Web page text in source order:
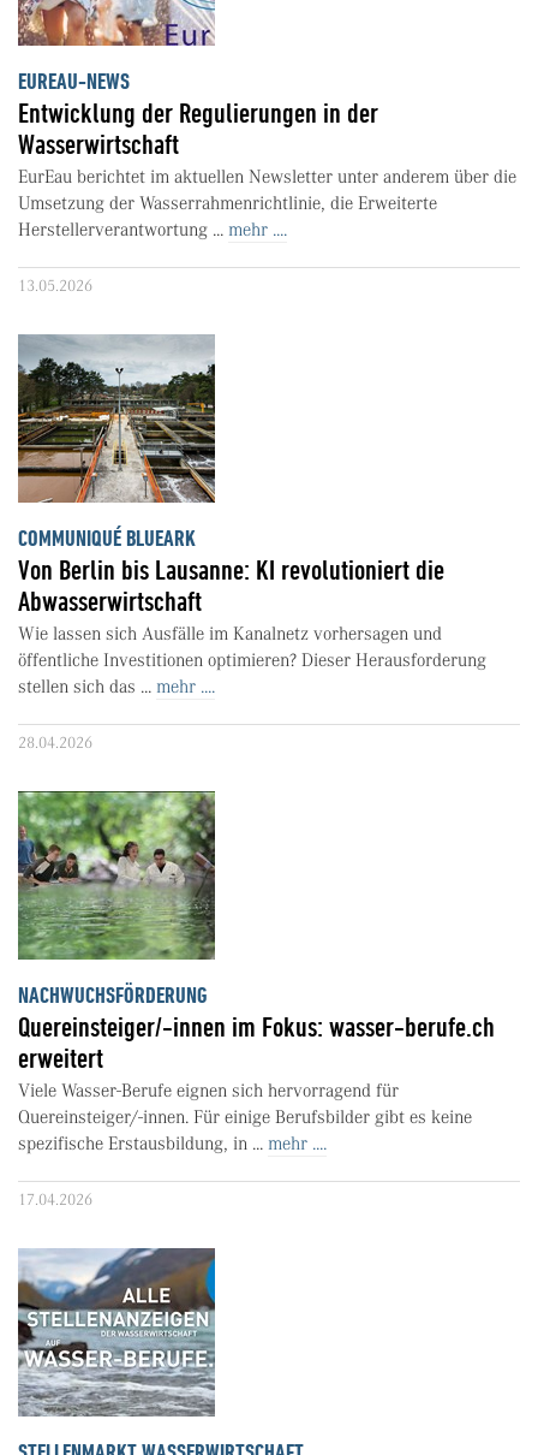
EUREAU-NEWS
Entwicklung der Regulierungen in der
Wasserwirtschaft
EurEau berichtet im aktuellen Newsletter unter anderem über die
Umsetzung der Wasserrahmenrichtlinie, die Erweiterte
Herstellerverantwortung ... mehr ....
13.05.2026
COMMUNIQUÉ BLUEARK
Von Berlin bis Lausanne: KI revolutioniert die
Abwasserwirtschaft
Wie lassen sich Ausfälle im Kanalnetz vorhersagen und
öffentliche Investitionen optimieren? Dieser Herausforderung
stellen sich das ... mehr ....
28.04.2026
NACHWUCHSFÖRDERUNG
Quereinsteiger/-innen im Fokus: wasser-berufe.ch
erweitert
Viele Wasser-Berufe eignen sich hervorragend für
Quereinsteiger/-innen. Für einige Berufsbilder gibt es keine
spezifische Erstausbildung, in ... mehr ....
17.04.2026